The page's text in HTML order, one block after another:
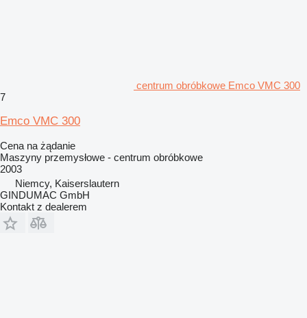
centrum obróbkowe Emco VMC 300
7
Emco VMC 300
Cena na żądanie
Maszyny przemysłowe - centrum obróbkowe
2003
Niemcy, Kaiserslautern
GINDUMAC GmbH
Kontakt z dealerem